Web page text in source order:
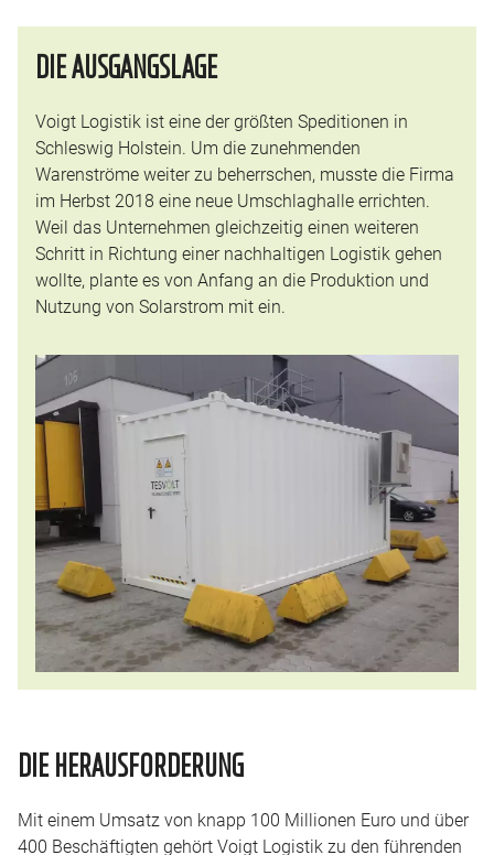
DIE AUSGANGSLAGE
Voigt Logistik ist eine der größten Speditionen in
Schleswig Holstein. Um die zunehmenden
Warenströme weiter zu beherrschen, musste die Firma
im Herbst 2018 eine neue Umschlaghalle errichten.
Weil das Unternehmen gleichzeitig einen weiteren
Schritt in Richtung einer nachhaltigen Logistik gehen
wollte, plante es von Anfang an die Produktion und
Nutzung von Solarstrom mit ein.
DIE HERAUSFORDERUNG
Mit einem Umsatz von knapp 100 Millionen Euro und über
400 Beschäftigten gehört Voigt Logistik zu den führenden